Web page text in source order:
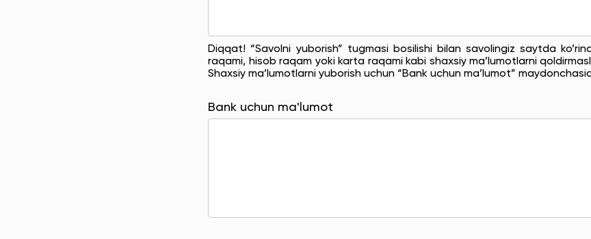
Diqqat! “Savolni yuborish” tugmasi bosilishi bilan savolingiz saytda
raqami, hisob raqam yoki karta raqami kabi shaxsiy ma’lumotlarni
Shaxsiy ma’lumotlarni yuborish uchun “Bank uchun ma’lumot”
Bank uchun ma'lumot